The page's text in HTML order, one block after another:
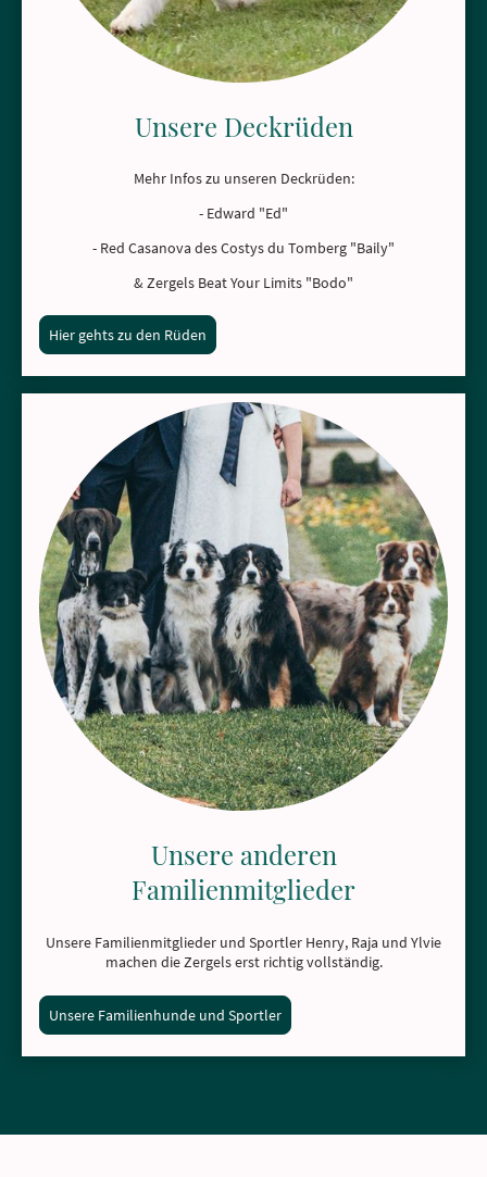
Unsere Deckrüden
Mehr Infos zu unseren Deckrüden:
- Edward "Ed"
- Red Casanova des Costys du Tomberg "Baily"
& Zergels Beat Your Limits "Bodo"
Hier gehts zu den Rüden
Unsere anderen
Familienmitglieder
Unsere Familienmitglieder und Sportler Henry, Raja und Ylvie
machen die Zergels erst richtig vollständig.
Unsere Familienhunde und Sportler